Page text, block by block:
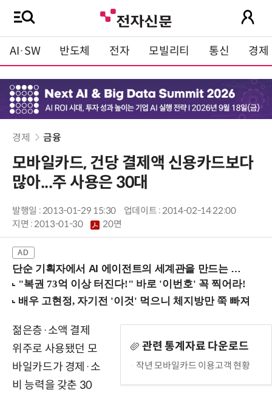
AI·SW 반도체 전자 모빌리티 통신 경제
경제 금융
모바일카드, 건당 결제액 신용카드보다
많아...주 사용은 30대
발행일 : 2013-01-29 15:30
업데이트 : 2014-02-14 22:00
지면 :2013-01-30 20면
단순 기획자에서 AI 에이전트의 세계관을 만드는 지식 설계자로.. (8/20 강남역)
관련 통계자료 다운로드
작년 모바일카드 이용고객 현황
젊은층·소액 결제
위주로 사용됐던 모
바일카드가 경제·소
비 능력을 갖춘 30